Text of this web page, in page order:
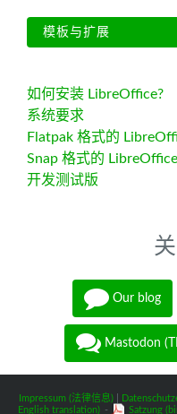
模板与扩展
如何安装 LibreOffice?
系统要求
Flatpak 格式的
Snap 格式的 LibreOffice
开发测试版
Our blog
Mastodon
Impressum (法律信息)|
English translation) - Satzung